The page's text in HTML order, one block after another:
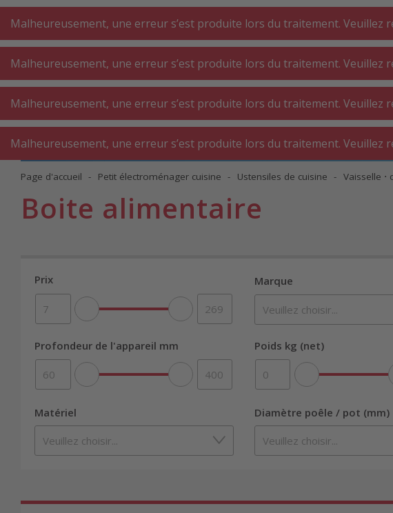
A +++
A+++
A +++
A+++
MyPost
MyPost
GROS
ÉLECTROMÉNAGER
PETIT
ÉLECTROMÉNAGER
CUISINE
BUANDERIE ⋅
ATELIER
Page d'accueil Petit électroménager cuisine Ustensiles de cuisine Vaisselle ⋅
Boite alimentaire
Prix Marque
Profondeur de l'appareil mm Poids kg (net)
Matériel Diamètre poêle / pot (mm)
Malheureusement, une erreur s’est produite lors du traitement. Veuillez
Malheureusement, une erreur s’est produite lors du traitement. Veuillez
Malheureusement, une erreur s’est produite lors du traitement. Veuillez
Malheureusement, une erreur s’est produite lors du traitement. Veuillez